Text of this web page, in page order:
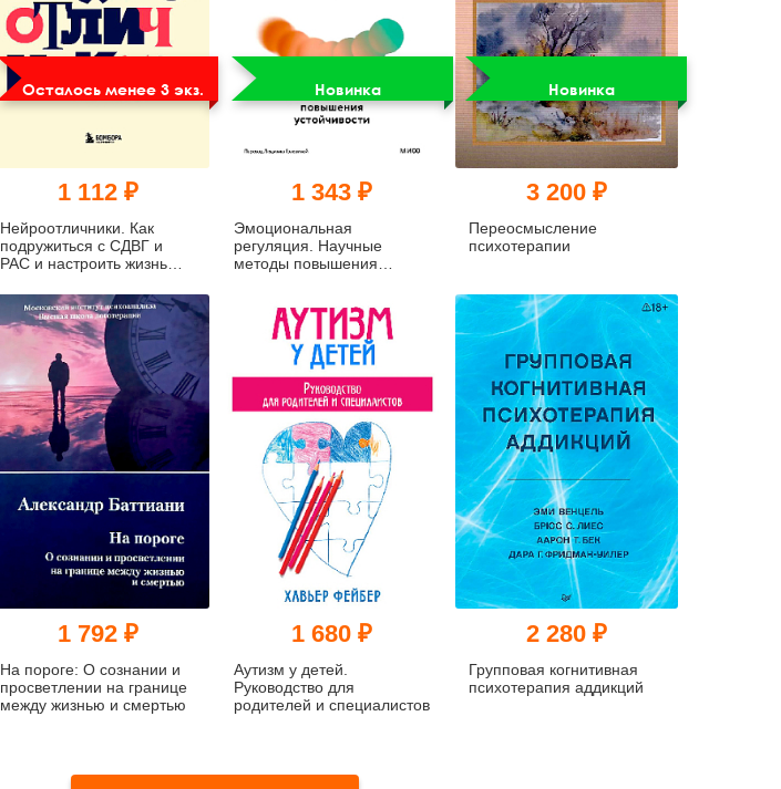
Осталось менее 3 экз.
1 112 ₽
Нейроотличники. Как
подружиться с СДВГ и
РАС и настроить жизнь
Новинка
1 343 ₽
Эмоциональная
регуляция. Научные
методы повышения
Новинка
3 200 ₽
Переосмысление
психотерапии
1 792 ₽
На пороге: О сознании и
просветлении на границе
между жизнью и смертью
1 680 ₽
Аутизм у детей.
Руководство для
родителей и специалистов
2 280 ₽
Групповая когнитивная
психотерапия аддикций